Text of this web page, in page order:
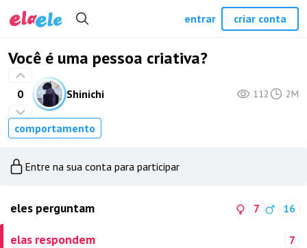
Você é uma pessoa criativa?
0 Shinichi 112 2M
comportamento
Entre na sua conta para participar
eles perguntam 7 16
elas respondem 7
entrar criar conta